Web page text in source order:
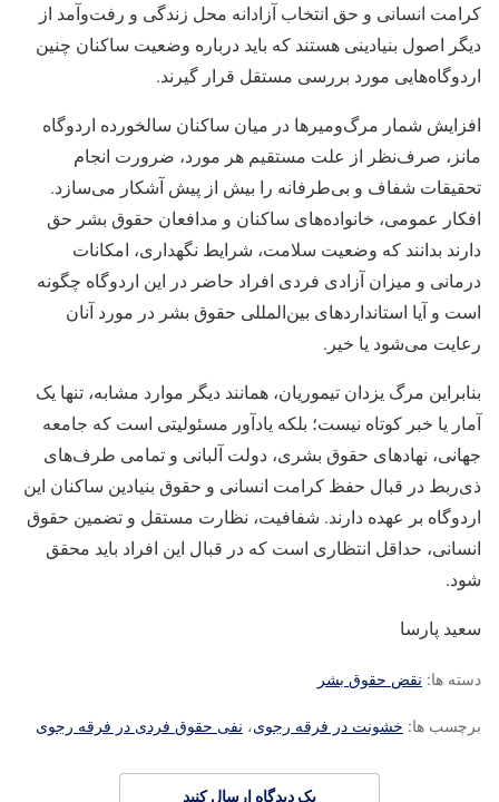
کرامت انسانی و حق انتخاب آزادانه محل زندگی و رفت‌وآمد از
دیگر اصول بنیادینی هستند که باید درباره وضعیت ساکنان چنین
اردوگاه‌هایی مورد بررسی مستقل قرار گیرند.
افزایش شمار مرگ‌ومیرها در میان ساکنان سالخورده اردوگاه
مانز، صرف‌نظر از علت مستقیم هر مورد، ضرورت انجام
تحقیقات شفاف و بی‌طرفانه را بیش از پیش آشکار می‌سازد.
افکار عمومی، خانواده‌های ساکنان و مدافعان حقوق بشر حق
دارند بدانند که وضعیت سلامت، شرایط نگهداری، امکانات
درمانی و میزان آزادی فردی افراد حاضر در این اردوگاه چگونه
است و آیا استانداردهای بین‌المللی حقوق بشر در مورد آنان
رعایت می‌شود یا خیر.
بنابراین مرگ یزدان تیموریان، همانند دیگر موارد مشابه، تنها یک
آمار یا خبر کوتاه نیست؛ بلکه یادآور مسئولیتی است که جامعه
جهانی، نهادهای حقوق بشری، دولت آلبانی و تمامی طرف‌های
ذی‌ربط در قبال حفظ کرامت انسانی و حقوق بنیادین ساکنان این
اردوگاه بر عهده دارند. شفافیت، نظارت مستقل و تضمین حقوق
انسانی، حداقل انتظاری است که در قبال این افراد باید محقق
شود.
سعید پارسا
دسته ها: نقض حقوق بشر
برچسب ها: خشونت در فرقه رجوی، نفی حقوق فردی در فرقه رجوی
یک دیدگاه ارسال کنید